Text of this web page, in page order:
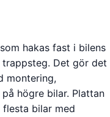
hakas fast i bilens
Det gör det
montering,
högre bilar. Plattan
bilar med